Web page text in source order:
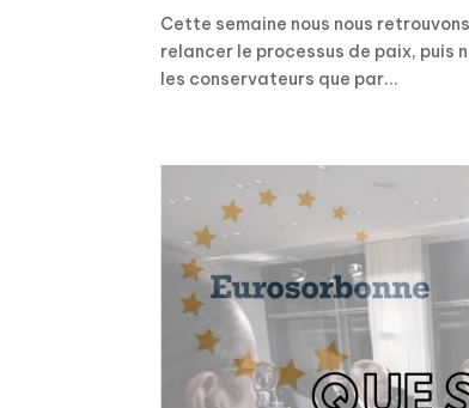
Cette semaine nous nous
relancer le processus de paix, puis
les conservateurs que par...